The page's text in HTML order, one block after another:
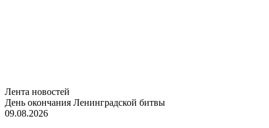
Лента новостей
День окончания Ленинградской битвы
09.08.2026